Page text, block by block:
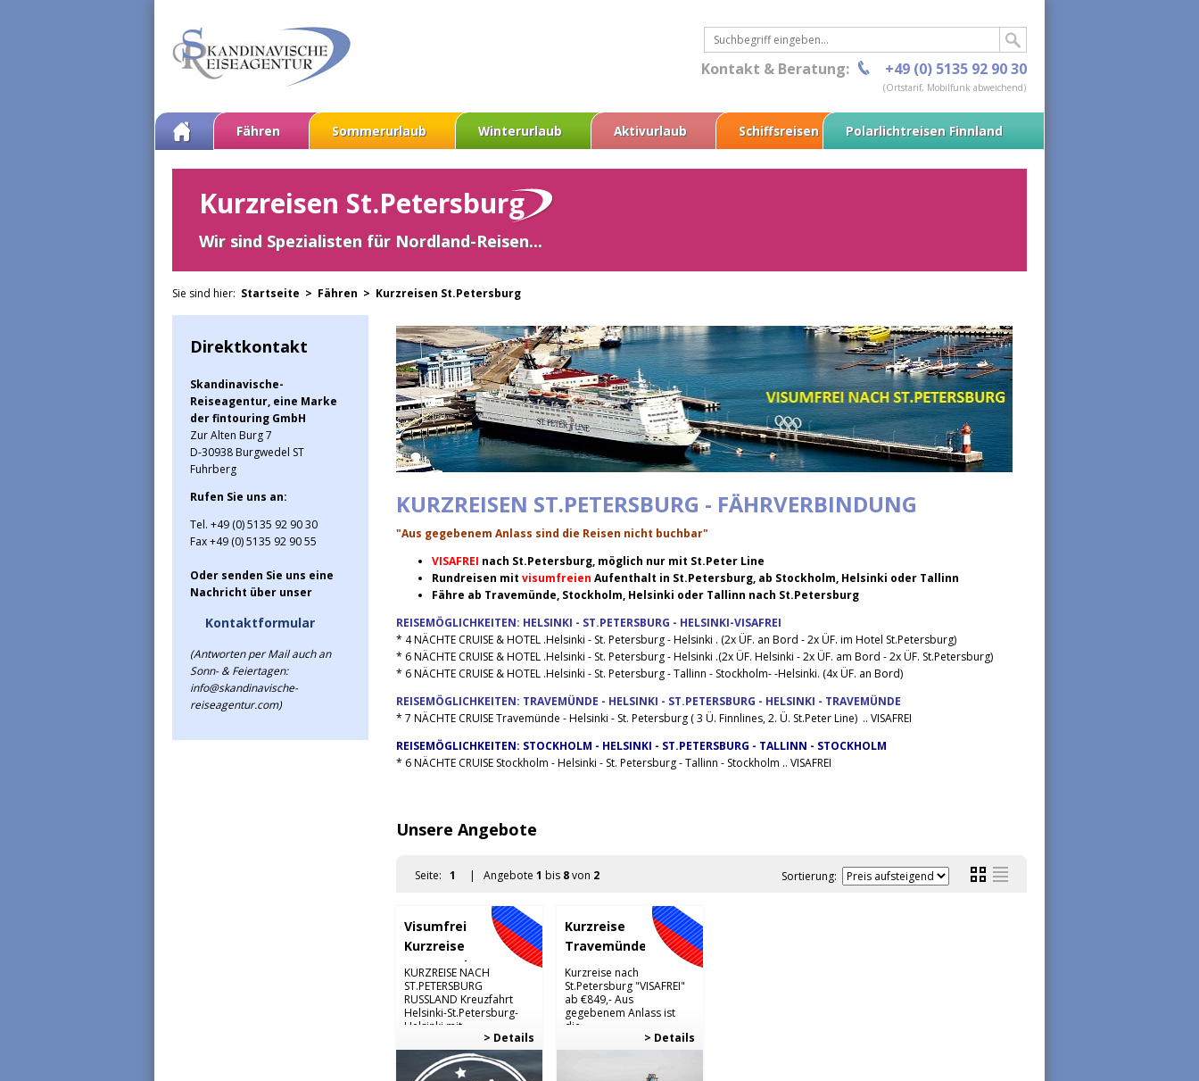
Kontakt & Beratung: +49 (0) 5135 92 90 30
(Ortstarif, Mobilfunk abweichend)
Fähren Sommerurlaub Winterurlaub Aktivurlaub Schiffsreisen Polarlichtreisen Finnland
Kurzreisen St.Petersburg
Wir sind Spezialisten für Nordland-Reisen...
Sie sind hier: Startseite > Fähren > Kurzreisen St.Petersburg
Direktkontakt
Skandinavische-
Reiseagentur, eine Marke
der fintouring GmbH
Zur Alten Burg 7
D-30938 Burgwedel ST
Fuhrberg
Rufen Sie uns an:
Tel. +49 (0) 5135 92 90 30
Fax +49 (0) 5135 92 90 55
Oder senden Sie uns eine
Nachricht über unser
Kontaktformular
(Antworten per Mail auch an
Sonn- & Feiertagen:
info@skandinavische-
reiseagentur.com)
KURZREISEN ST.PETERSBURG - FÄHRVERBINDUNG
"Aus gegebenem Anlass sind die Reisen nicht buchbar"
VISAFREI nach St.Petersburg, möglich nur mit St.Peter Line
Rundreisen mit visumfreien Aufenthalt in St.Petersburg, ab Stockholm, Helsinki oder Tallinn
Fähre ab Travemünde, Stockholm, Helsinki oder Tallinn nach St.Petersburg
REISEMÖGLICHKEITEN: HELSINKI - ST.PETERSBURG - HELSINKI-VISAFREI
* 4 NÄCHTE CRUISE & HOTEL .Helsinki - St. Petersburg - Helsinki . (2x ÜF. an Bord - 2x ÜF. im Hotel St.Petersburg)
* 6 NÄCHTE CRUISE & HOTEL .Helsinki - St. Petersburg - Helsinki .(2x ÜF. Helsinki - 2x ÜF. am Bord - 2x ÜF. St.Petersburg)
* 6 NÄCHTE CRUISE & HOTEL .Helsinki - St. Petersburg - Tallinn - Stockholm- -Helsinki. (4x ÜF. an Bord)
REISEMÖGLICHKEITEN: TRAVEMÜNDE - HELSINKI - ST.PETERSBURG - HELSINKI - TRAVEMÜNDE
* 7 NÄCHTE CRUISE Travemünde - Helsinki - St. Petersburg ( 3 Ü. Finnlines, 2. Ü. St.Peter Line) .. VISAFREI
REISEMÖGLICHKEITEN: STOCKHOLM - HELSINKI - ST.PETERSBURG - TALLINN - STOCKHOLM
* 6 NÄCHTE CRUISE Stockholm - Helsinki - St. Petersburg - Tallinn - Stockholm .. VISAFREI
Unsere Angebote
Seite: 1 | Angebote 1 bis 8von 2 Sortierung:
Visumfrei
Kurzreise
St.Petersburg
KURZREISE NACH
ST.PETERSBURG
RUSSLAND Kreuzfahrt
Helsinki-St.Petersburg-
Helsinki mit ...
> Details
Kurzreise
Travemünde-
St.
Petersburg
Kurzreise nach
St.Petersburg "VISAFREI"
ab €849,- Aus
gegebenem Anlass ist
die...
> Details